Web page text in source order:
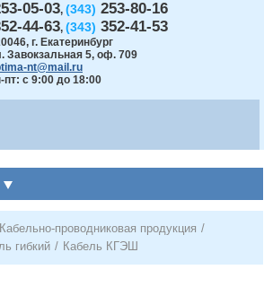
05-03, (343) 253-80-16
44-63, (343) 352-41-53
, г. Екатеринбург
Завокзальная 5, оф. 709
nt@mail.ru
пт: с 9:00 до 18:00
Кабельно-проводниковая продукция /
гибкий / Кабель КГЭШ